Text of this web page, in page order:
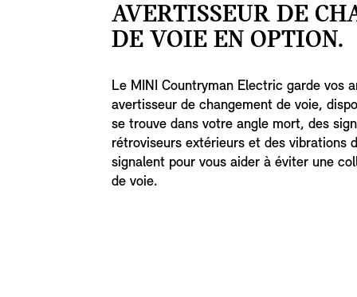
AVERTISSEUR DE
DE VOIE EN OPTION.
Le MINI Countryman Electric garde vos
avertisseur de changement de voie,
se trouve dans votre angle mort, des
rétroviseurs extérieurs et des vibrations
signalent pour vous aider à éviter une
de voie.